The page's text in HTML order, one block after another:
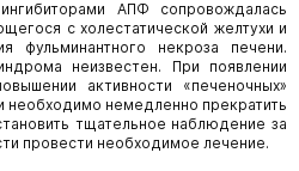
АПФ сопровождалась
с холестатической желтухи и
фульминантного некроза печени.
неизвестен. При появлении
активности «печеночных»
необходимо немедленно прекратить
тщательное наблюдение за
провести необходимое лечение.